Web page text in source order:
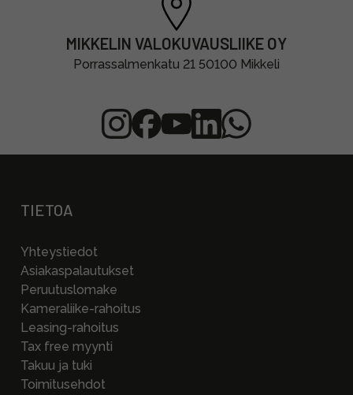
MIKKELIN VALOKUVAUSLIIKE OY
Porrassalmenkatu 21 50100 Mikkeli
TIETOA
Yhteystiedot
Asiakaspalautukset
Peruutuslomake
Kameraliike-rahoitus
Leasing-rahoitus
Tax free myynti
Takuu ja tuki
Toimitusehdot